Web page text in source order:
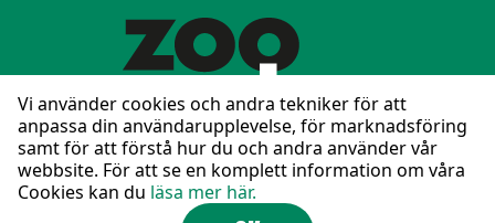
Följ oss på Facebook
Vi använder cookies och andra tekniker för att
anpassa din användarupplevelse, för marknadsföring
samt för att förstå hur du och andra använder vår
webbsite. För att se en komplett information om våra
Cookies kan du läsa mer här.